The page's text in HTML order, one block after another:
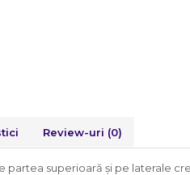
Review-uri (0)
partea superioară și pe laterale